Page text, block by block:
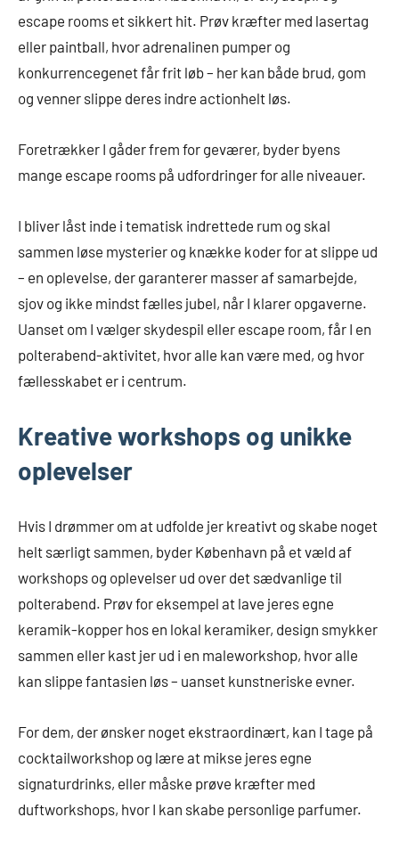
escape rooms et sikkert hit. Prøv kræfter med lasertag
eller paintball, hvor adrenalinen pumper og
konkurrencegenet får frit løb – her kan både brud, gom
og venner slippe deres indre actionhelt løs.
Foretrækker I gåder frem for geværer, byder byens
mange escape rooms på udfordringer for alle niveauer.
I bliver låst inde i tematisk indrettede rum og skal
sammen løse mysterier og knække koder for at slippe ud
– en oplevelse, der garanterer masser af samarbejde,
sjov og ikke mindst fælles jubel, når I klarer opgaverne.
Uanset om I vælger skydespil eller escape room, får I en
polterabend-aktivitet, hvor alle kan være med, og hvor
fællesskabet er i centrum.
Kreative workshops og unikke
oplevelser
Hvis I drømmer om at udfolde jer kreativt og skabe noget
helt særligt sammen, byder København på et væld af
workshops og oplevelser ud over det sædvanlige til
polterabend. Prøv for eksempel at lave jeres egne
keramik-kopper hos en lokal keramiker, design smykker
sammen eller kast jer ud i en maleworkshop, hvor alle
kan slippe fantasien løs – uanset kunstneriske evner.
For dem, der ønsker noget ekstraordinært, kan I tage på
cocktailworkshop og lære at mikse jeres egne
signaturdrinks, eller måske prøve kræfter med
duftworkshops, hvor I kan skabe personlige parfumer.